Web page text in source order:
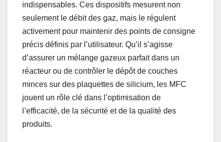
indispensables. Ces dispositifs mesurent non
seulement le débit des gaz, mais le régulent
activement pour maintenir des points de consigne
précis définis par l’utilisateur. Qu’il s’agisse
d’assurer un mélange gazeux parfait dans un
réacteur ou de contrôler le dépôt de couches
minces sur des plaquettes de silicium, les MFC
jouent un rôle clé dans l’optimisation de
l’efficacité, de la sécurité et de la qualité des
produits.